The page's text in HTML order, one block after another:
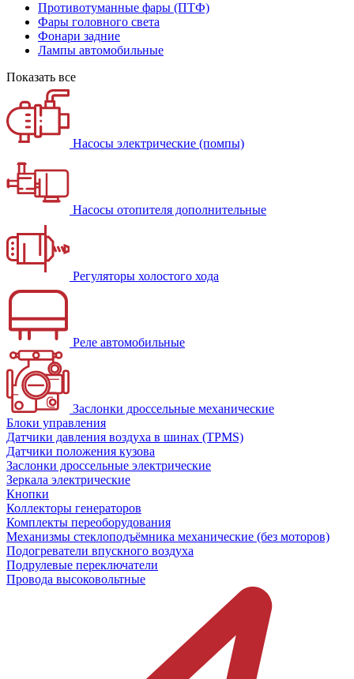
Противотуманные фары (ПТФ)
Фары головного света
Фонари задние
Лампы автомобильные
Показать все
Насосы электрические (помпы)
Насосы отопителя дополнительные
Регуляторы холостого хода
Реле автомобильные
Заслонки дроссельные механические
Блоки управления
Датчики давления воздуха в шинах (TPMS)
Датчики положения кузова
Заслонки дроссельные электрические
Зеркала электрические
Кнопки
Коллекторы генераторов
Комплекты переоборудования
Механизмы стеклоподъёмника механические (без моторов)
Подогреватели впускного воздуха
Подрулевые переключатели
Провода высоковольтные